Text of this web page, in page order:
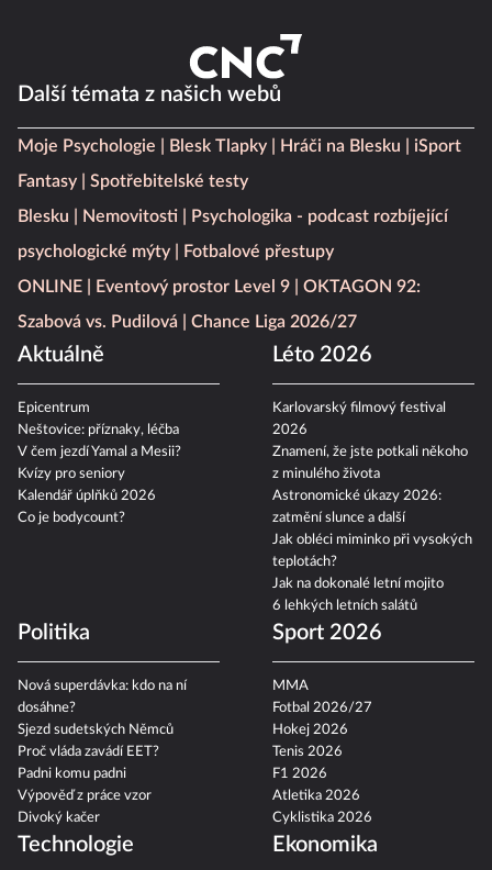
Další témata z našich webů
Moje Psychologie Blesk Tlapky Hráči na Blesku
iSport
Fantasy
Spotřebitelské testy
Blesku
Nemovitosti
Psychologika - podcast rozbíjející
psychologické mýty
Fotbalové přestupy
ONLINE
Eventový prostor Level 9
OKTAGON 92:
Szabová vs. Pudilová
Chance Liga 2026/27
Aktuálně
Epicentrum
Neštovice: příznaky, léčba
V čem jezdí Yamal a Mesii?
Kvízy pro seniory
Kalendář úplňků 2026
Co je bodycount?
Léto 2026
Karlovarský filmový festival
2026
Znamení, že jste potkali někoho
z minulého života
Astronomické úkazy 2026:
zatmění slunce a další
Jak obléci miminko při vysokých
teplotách?
Jak na dokonalé letní mojito
6 lehkých letních salátů
Politika
Nová superdávka: kdo na ní
dosáhne?
Sjezd sudetských Němců
Proč vláda zavádí EET?
Padni komu padni
Výpověď z práce vzor
Divoký kačer
Sport 2026
MMA
Fotbal 2026/27
Hokej 2026
Tenis 2026
F1 2026
Atletika 2026
Cyklistika 2026
Technologie Ekonomika